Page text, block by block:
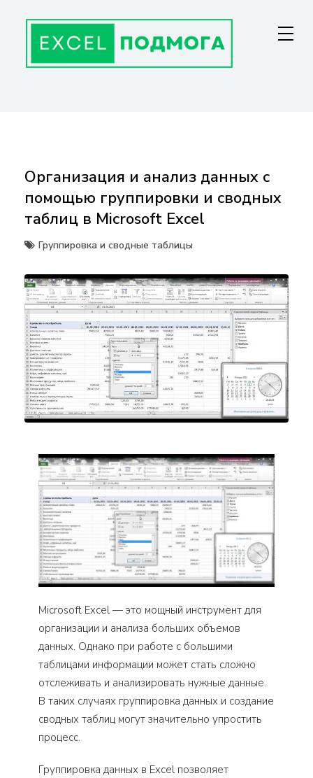
содержанию
Организация и анализ данных с
помощью группировки и сводных
таблиц в Microsoft Excel
Группировка и сводные таблицы
Microsoft Excel — это мощный инструмент для
организации и анализа больших объемов
данных. Однако при работе с большими
таблицами информации может стать сложно
отслеживать и анализировать нужные данные.
В таких случаях группировка данных и создание
сводных таблиц могут значительно упростить
процесс.
Группировка данных в Excel позволяет